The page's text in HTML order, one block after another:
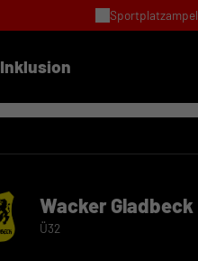
Sportplatzampel
Inklusion
Wacker Gladbeck
Ü32